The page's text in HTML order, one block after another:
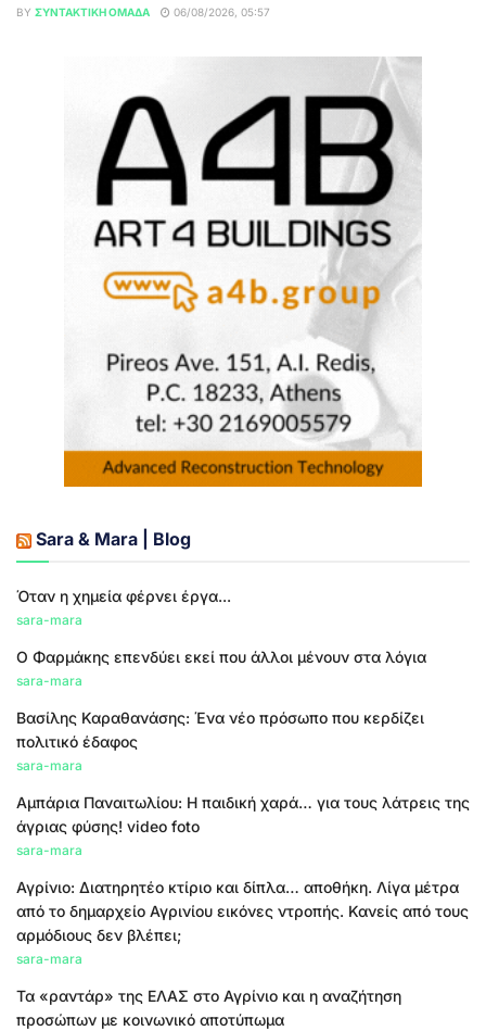
BY ΣΥΝΤΑΚΤΙΚΉ ΟΜΆΔΑ 06/08/2026, 05:57
Sara & Mara | Blog
Όταν η χημεία φέρνει έργα...
sara-mara
Ο Φαρμάκης επενδύει εκεί που άλλοι μένουν στα λόγια
sara-mara
Βασίλης Καραθανάσης: Ένα νέο πρόσωπο που κερδίζει
πολιτικό έδαφος
sara-mara
Αμπάρια Παναιτωλίου: Η παιδική χαρά… για τους λάτρεις της
άγριας φύσης! video foto
sara-mara
Αγρίνιο: Διατηρητέο κτίριο και δίπλα… αποθήκη. Λίγα μέτρα
από το δημαρχείο Αγρινίου εικόνες ντροπής. Κανείς από τους
αρμόδιους δεν βλέπει;
sara-mara
Τα «ραντάρ» της ΕΛΑΣ στο Αγρίνιο και η αναζήτηση
προσώπων με κοινωνικό αποτύπωμα